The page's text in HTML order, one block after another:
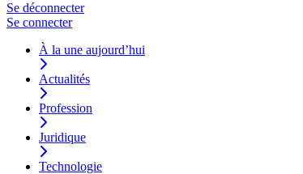
Se déconnecter
Se connecter
À la une aujourd’hui
Actualités
Profession
Juridique
Technologie